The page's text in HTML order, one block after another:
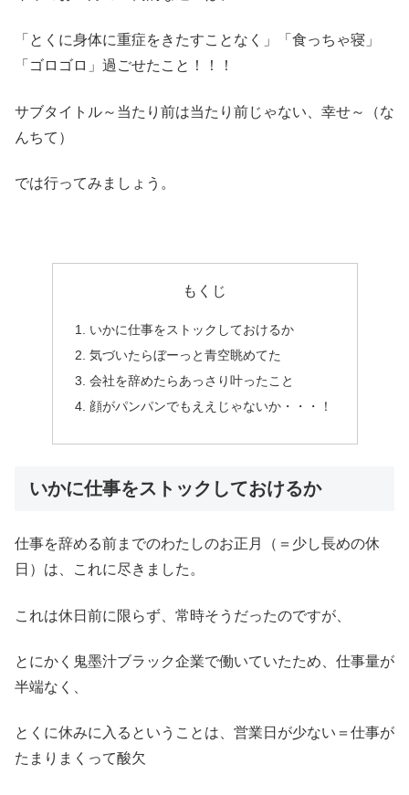
「とくに身体に重症をきたすことなく」「食っちゃ寝」
「ゴロゴロ」過ごせたこと！！！
サブタイトル～当たり前は当たり前じゃない、幸せ～（な
んちて）
では行ってみましょう。
もくじ
いかに仕事をストックしておけるか
気づいたらぼーっと青空眺めてた
会社を辞めたらあっさり叶ったこと
顔がパンパンでもええじゃないか・・・！
いかに仕事をストックしておけるか
仕事を辞める前までのわたしのお正月（＝少し長めの休
日）は、これに尽きました。
これは休日前に限らず、常時そうだったのですが、
とにかく鬼墨汁ブラック企業で働いていたため、仕事量が
半端なく、
とくに休みに入るということは、営業日が少ない＝仕事が
たまりまくって酸欠